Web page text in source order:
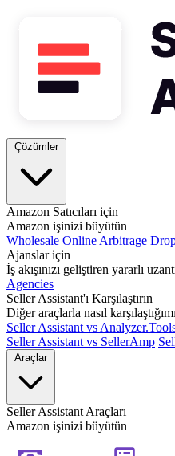
Çözümler
Amazon Satıcıları için
Amazon işinizi büyütün
Wholesale Online Arbitrage
Ajanslar için
İş akışınızı geliştiren yararlı
Agencies
Seller Assistant'ı Karşılaştırın
Diğer araçlarla nasıl
Seller Assistant vs
Seller Assistant vs SellerAmp
Araçlar
Seller Assistant Araçları
Amazon işinizi büyütün